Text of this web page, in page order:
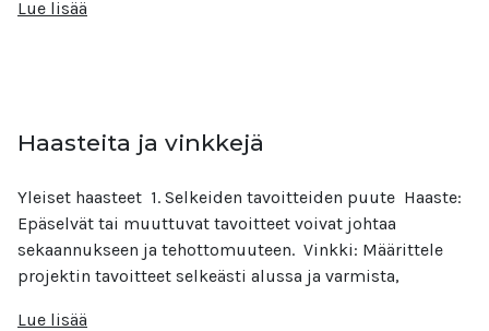
Lue lisää
Haasteita ja vinkkejä
Yleiset haasteet 1. Selkeiden tavoitteiden puute Haaste:
Epäselvät tai muuttuvat tavoitteet voivat johtaa
sekaannukseen ja tehottomuuteen. Vinkki: Määrittele
projektin tavoitteet selkeästi alussa ja varmista,
Lue lisää